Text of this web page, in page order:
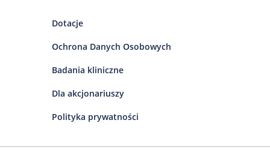
Dotacje
Ochrona Danych Osobowych
Badania kliniczne
Dla akcjonariuszy
Polityka prywatności